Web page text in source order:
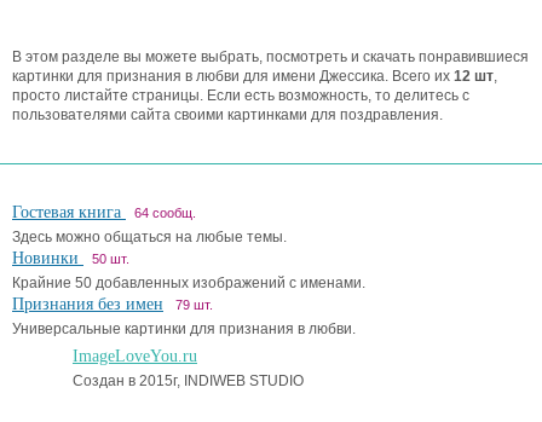
В этом разделе вы можете выбрать, посмотреть и скачать понравившиеся
картинки для признания в любви для имени Джессика. Всего их 12 шт,
просто листайте страницы. Если есть возможность, то делитесь с
пользователями сайта своими картинками для поздравления.
Гостевая книга 64 сообщ.
Здесь можно общаться на любые темы.
Новинки 50 шт.
Крайние 50 добавленных изображений с именами.
Признания без имен 79 шт.
Универсальные картинки для признания в любви.
ImageLoveYou.ru
Создан в 2015г, INDIWEB STUDIO